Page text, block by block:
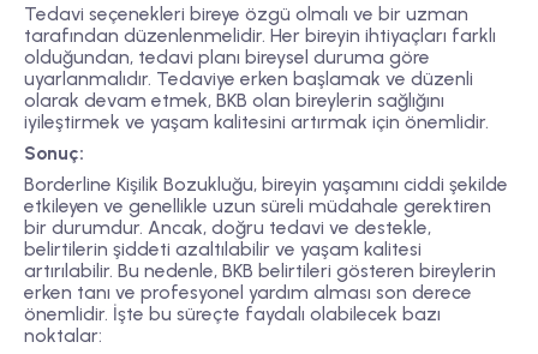
Tedavi seçenekleri bireye özgü olmalı ve bir uzman
tarafından düzenlenmelidir. Her bireyin ihtiyaçları farklı
olduğundan, tedavi planı bireysel duruma göre
uyarlanmalıdır. Tedaviye erken başlamak ve düzenli
olarak devam etmek, BKB olan bireylerin sağlığını
iyileştirmek ve yaşam kalitesini artırmak için önemlidir.
Sonuç:
Borderline Kişilik Bozukluğu, bireyin yaşamını ciddi şekilde
etkileyen ve genellikle uzun süreli müdahale gerektiren
bir durumdur. Ancak, doğru tedavi ve destekle,
belirtilerin şiddeti azaltılabilir ve yaşam kalitesi
artırılabilir. Bu nedenle, BKB belirtileri gösteren bireylerin
erken tanı ve profesyonel yardım alması son derece
önemlidir. İşte bu süreçte faydalı olabilecek bazı
noktalar: